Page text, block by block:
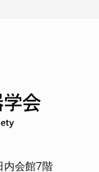
会館7階